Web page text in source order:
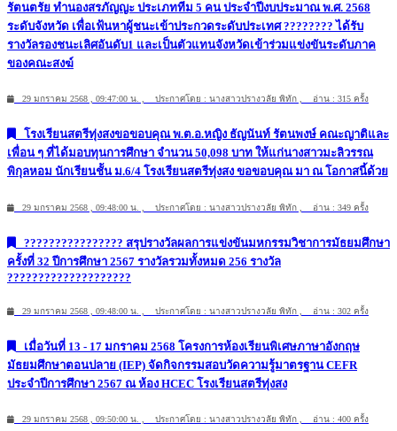
รัตนตรัย ทำนองสรภัญญะ ประเภททีม 5 คน ประจำปีงบประมาณ พ.ศ. 2568
ระดับจังหวัด เพื่อเฟ้นหาผู้ชนะเข้าประกวดระดับประเทศ ???????? ได้รับ
รางวัลรองชนะเลิศอันดับ1 และเป็นตัวแทนจังหวัดเข้าร่วมแข่งขันระดับภาค
ของคณะสงฆ์
29 มกราคม 2568 , 09:47:00 น. , ประกาศโดย : นางสาวปรางวลัย พิทัก , อ่าน : 315 ครั้ง
โรงเรียนสตรีทุ่งสงขอขอบคุณ พ.ต.อ.หญิง ธัญนันท์ รัตนพงษ์ คณะญาติและ
เพื่อน ๆ ที่ได้มอบทุนการศึกษา จำนวน 50,098 บาท ให้แก่นางสาวมะลิวรรณ
พิกุลหอม นักเรียนชััน ม.6/4 โรงเรียนสตรีทุ่งสง ขอขอบคุณ มา ณ โอกาสนี้ด้วย
29 มกราคม 2568 , 09:48:00 น. , ประกาศโดย : นางสาวปรางวลัย พิทัก , อ่าน : 349 ครั้ง
???????????????? สรุปรางวัลผลการแข่งขันมหกรรมวิชาการมัธยมศึกษา
ครั้งที่ 32 ปีการศึกษา 2567 รางวัลรวมทั้งหมด 256 รางวัล
????????????????????
29 มกราคม 2568 , 09:48:00 น. , ประกาศโดย : นางสาวปรางวลัย พิทัก , อ่าน : 302 ครั้ง
เมื่อวันที่ 13 - 17 มกราคม 2568 โครงการห้องเรียนพิเศษภาษาอังกฤษ
มัธยมศึกษาตอนปลาย (IEP) จัดกิจกรรมสอบวัดความรู้มาตรฐาน CEFR
ประจำปีการศึกษา 2567 ณ ห้อง HCEC โรงเรียนสตรีทุ่งสง
29 มกราคม 2568 , 09:50:00 น. , ประกาศโดย : นางสาวปรางวลัย พิทัก , อ่าน : 400 ครั้ง